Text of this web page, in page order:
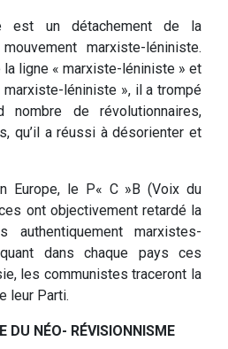
est un détachement de la
marxiste-léniniste.
ligne « marxiste-léniniste » et
léniniste », il a trompé
de révolutionnaires,
qu’il a réussi à désorienter et
Europe, le P« C »B (Voix du
ont objectivement retardé la
authentiquement marxistes-
dans chaque pays ces
les communistes traceront la
leur Parti.
DU NÉO- RÉVISIONNISME